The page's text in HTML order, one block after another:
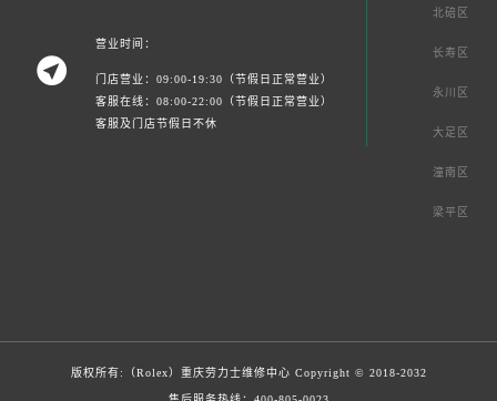

营业时间：
门店营业：09:00-19:30（节假日正常营业）
客服在线：08:00-22:00（节假日正常营业）
客服及门店节假日不休
北碚区
长寿区
永川区
大足区
潼南区
梁平区
版权所有:（Rolex） 重庆劳力士维修中心 Copyright © 2018-2032